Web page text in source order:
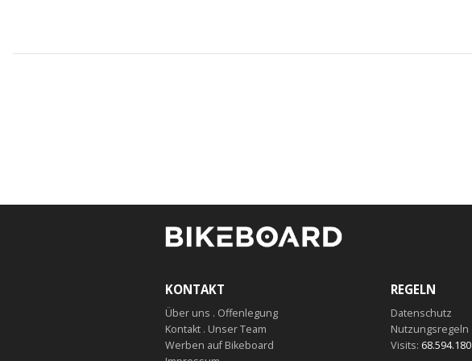
KONTAKT
Über uns . Offenlegung
Kontakt . Unser Team
Werben auf Bikeboard
REGELN
Datenschutz
Nutzungsregeln
Visits: 68.594.180